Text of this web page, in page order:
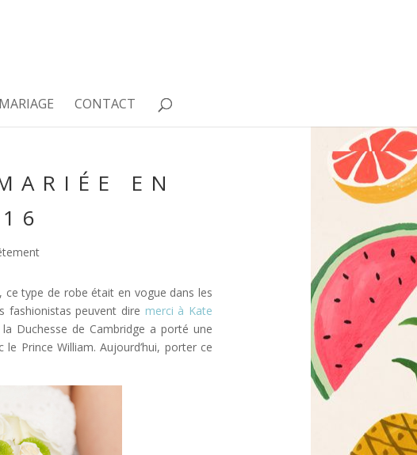
MARIAGE CONTACT
EN
type de robe était en vogue dans les
fashionistas peuvent dire merci à Kate
Duchesse de Cambridge a porté une
Prince William. Aujourd’hui, porter ce